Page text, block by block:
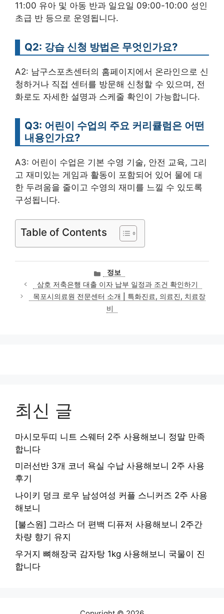
11:00 유아 및 아동 반과 일요일 09:00-10:00 성인
초급 반 등으로 운영됩니다.
Q2: 강습 신청 방법은 무엇인가요?
A2: 남구스포츠센터의 홈페이지에서 온라인으로 신
청하거나 직접 센터를 방문해 신청할 수 있으며, 전
화로도 자세한 설명과 스케줄 확인이 가능합니다.
Q3: 어린이 수업의 주요 커리큘럼은 어떤
내용인가요?
A3: 어린이 수업은 기본 수영 기술, 안전 교육, 그리
고 재미있는 게임과 활동이 포함되어 있어 물에 대
한 두려움을 줄이고 수영의 재미를 느낄 수 있도록
구성됩니다.
Table of Contents
카
테
고
리
정보
삼호 저축은행 대출 이자 납부 일정과 조건 확인하기
목포시의료원 전문센터 소개 | 특화진료, 의료진, 치료장
비
최신 글
마시모두띠 니트 스웨터 2주 사용해보니 정말 만족
합니다
미러선반 3개 코너 욕실 수납 사용해보니 2주 사용
후기
나이키 덩크 로우 남성여성 커플 스니커즈 2주 사용
해보니
[불스원] 그라스 더 편백 디퓨저 사용해보니 2주간
차량 향기 유지
우거지 뼈해장국 감자탕 1kg 사용해보니 국물이 진
합니다